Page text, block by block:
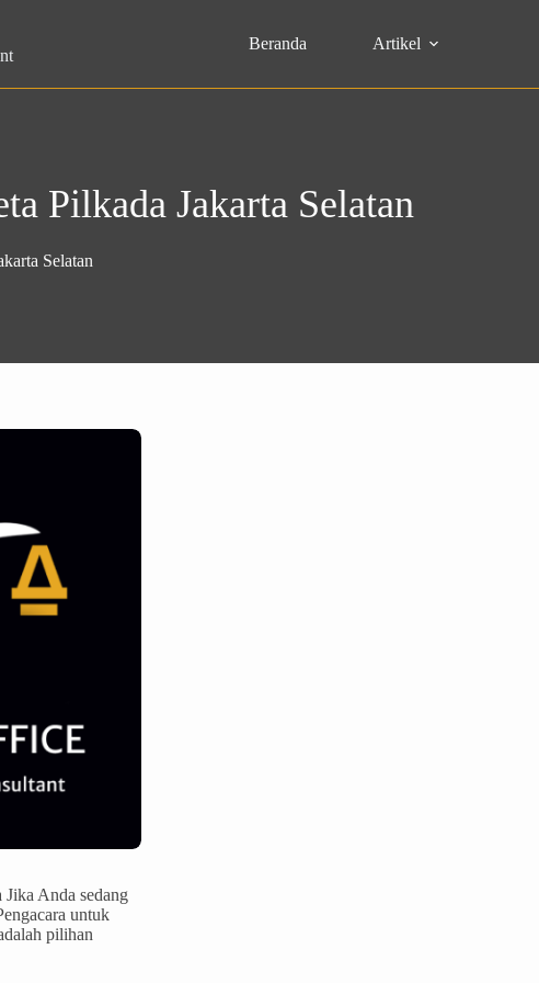
Beranda Artikel
Pilkada Jakarta Selatan
Selatan
Anda sedang
untuk
pilihan